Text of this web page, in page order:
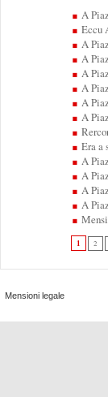
A
Eccu
A
A
A
A
A
A
Era a
A
A
A
A
1 2
Mensioni legale